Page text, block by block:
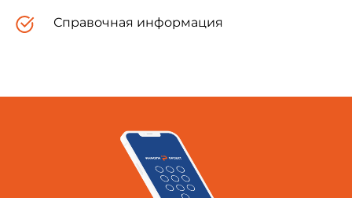
Справочная информация